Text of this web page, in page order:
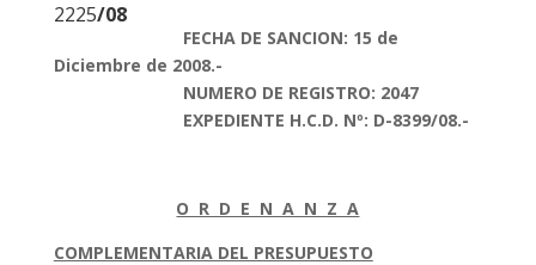
2225/08
FECHA DE SANCION: 15 de
Diciembre de 2008.-
NUMERO DE REGISTRO: 2047
EXPEDIENTE H.C.D. Nº: D-8399/08.-
O R D E N A N Z A
COMPLEMENTARIA DEL PRESUPUESTO